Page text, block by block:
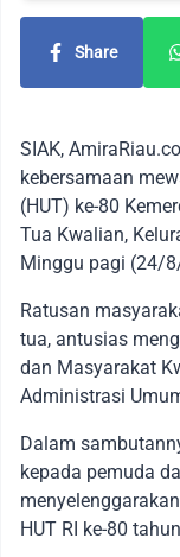
Share
SIAK,
kebersamaan
(HUT) ke-80
Tua Kwalian,
Minggu pagi (24/
Ratusan
tua, antusias
dan Masyarakat
Administrasi
Dalam
kepada pemuda
HUT RI ke-80